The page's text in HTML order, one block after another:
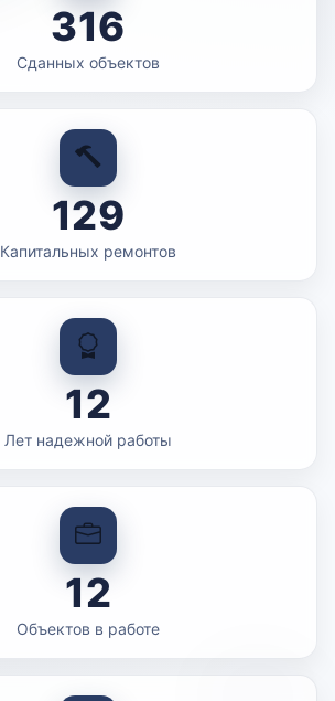
316
Сданных объектов
129
Капитальных ремонтов
12
Лет надежной работы
12
Объектов в работе